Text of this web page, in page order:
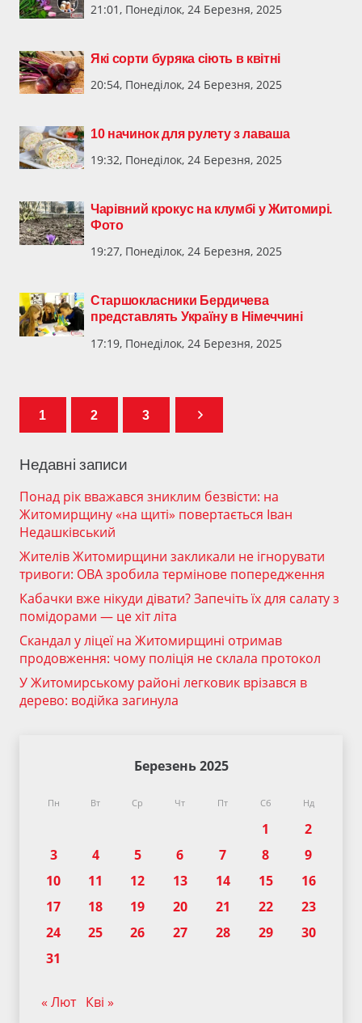
21:01, Понеділок, 24 Березня, 2025
Які сорти буряка сіють в квітні
20:54, Понеділок, 24 Березня, 2025
10 начинок для рулету з лаваша
19:32, Понеділок, 24 Березня, 2025
Чарівний крокус на клумбі у Житомирі.
Фото
19:27, Понеділок, 24 Березня, 2025
Старшокласники Бердичева
представлять Україну в Німеччині
17:19, Понеділок, 24 Березня, 2025
1 2 3
Недавні записи
Понад рік вважався зниклим безвісти: на
Житомирщину «на щиті» повертається Іван
Недашківський
Жителів Житомирщини закликали не ігнорувати
тривоги: ОВА зробила термінове попередження
Кабачки вже нікуди дівати? Запечіть їх для салату з
помідорами — це хіт літа
Скандал у ліцеї на Житомирщині отримав
продовження: чому поліція не склала протокол
У Житомирському районі легковик врізався в
дерево: водійка загинула
Березень 2025
Пн Вт Ср Чт Пт Сб Нд
1
2
3
4 5 6 7 8
9
10
11 12 13 14 15
16
17
18 19 20 21 22
23
24
25 26 27 28 29
30
31
« Лют Кві »